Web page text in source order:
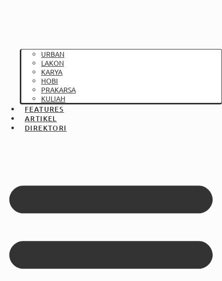
URBAN
LAKON
KARYA
HOBI
PRAKARSA
KULIAH
FEATURES
ARTIKEL
DIREKTORI